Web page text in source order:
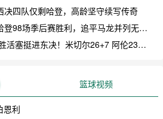
决四队仅剩哈登，高龄坚守续写传奇
季后赛胜利，追平马龙并列无冠球员历史第一
东决！米切尔26+7 阿伦23分 梅里尔23分 詹金斯17分
篮球视频
恩利